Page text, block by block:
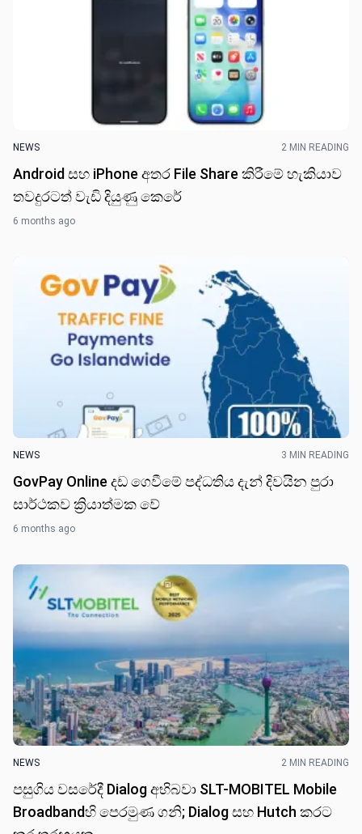
NEWS 2 MIN READING
Android සහ iPhone අතර File Share කිරීමේ හැකියාව
තවදුරටත් වැඩි දියුණු කෙරේ
6 months ago
NEWS 3 MIN READING
GovPay Online දඩ ගෙවීමේ පද්ධතිය දැන් දිවයින පුරා
සාර්ථකව ක්‍රියාත්මක වේ
6 months ago
NEWS 2 MIN READING
පසුගිය වසරේදී Dialog අභිබවා SLT-MOBITEL Mobile
Broadbandහි පෙරමුණ ගනි; Dialog සහ Hutch කරට